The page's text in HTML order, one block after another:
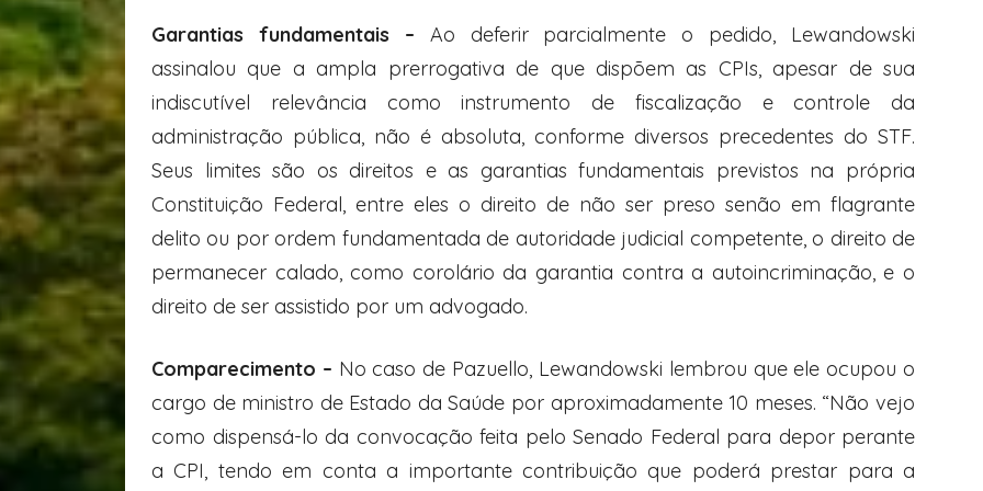
Garantias fundamentais – Ao deferir parcialmente o pedido, Lewandowski
assinalou que a ampla prerrogativa de que dispõem as CPIs, apesar de sua
indiscutível relevância como instrumento de fiscalização e controle da
administração pública, não é absoluta, conforme diversos precedentes do STF.
Seus limites são os direitos e as garantias fundamentais previstos na própria
Constituição Federal, entre eles o direito de não ser preso senão em flagrante
delito ou por ordem fundamentada de autoridade judicial competente, o direito de
permanecer calado, como corolário da garantia contra a autoincriminação, e o
direito de ser assistido por um advogado.
Comparecimento – No caso de Pazuello, Lewandowski lembrou que ele ocupou o
cargo de ministro de Estado da Saúde por aproximadamente 10 meses. “Não vejo
como dispensá-lo da convocação feita pelo Senado Federal para depor perante
a CPI, tendo em conta a importante contribuição que poderá prestar para a